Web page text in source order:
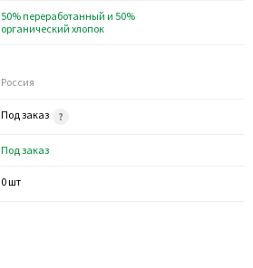
50% переработанный и 50%
органический хлопок
Россия
Под заказ
Под заказ
0 шт